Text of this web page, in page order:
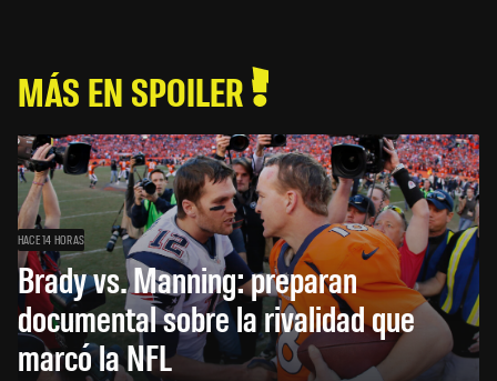
MÁS EN SPOILER
HACE 14 HORAS
Brady vs. Manning: preparan
documental sobre la rivalidad que
marcó la NFL